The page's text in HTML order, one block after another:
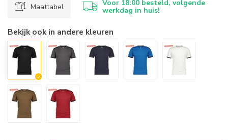
Maattabel Voor 18:00 besteld, volgende
werkdag in huis!
Bekijk ook in andere kleuren